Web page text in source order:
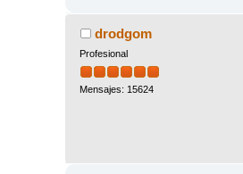
drodgom
Profesional
Mensajes: 15624